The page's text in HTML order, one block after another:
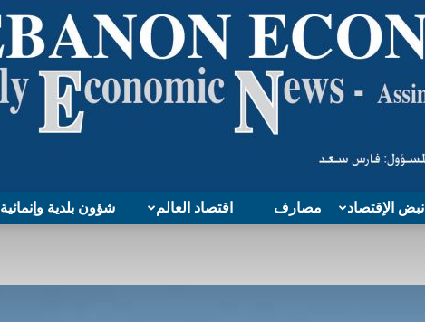
شؤون بلدية وإنمائية اقتصاد العالم مصارف نبض الإقتصاد